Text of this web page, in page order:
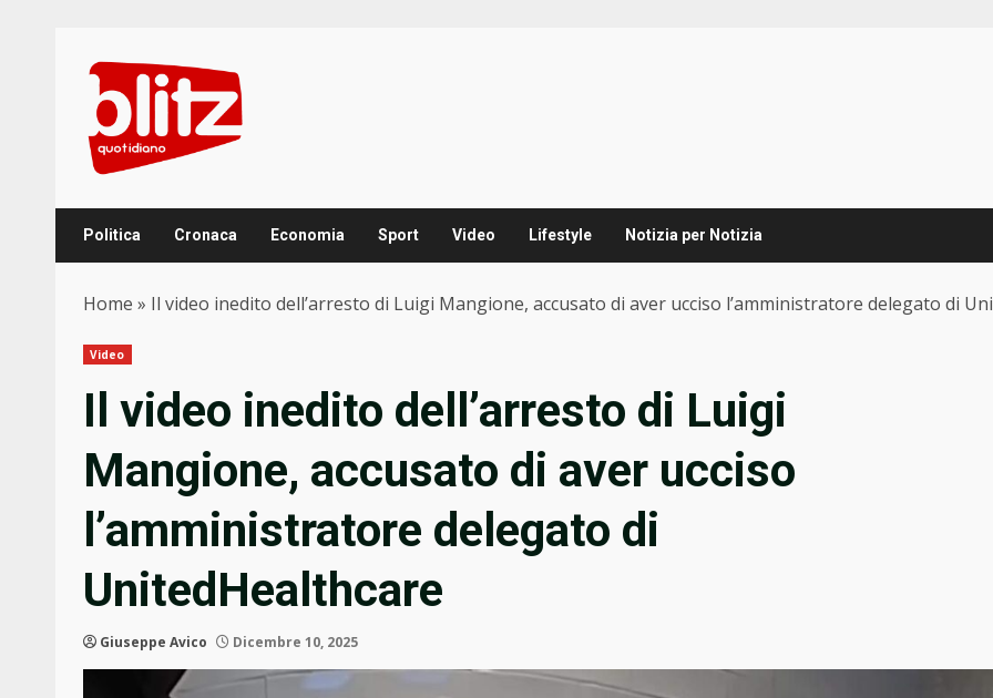
content
Politica Cronaca Economia Sport Video Lifestyle Notizia per Notizia
Home » Il video inedito dell’arresto di Luigi Mangione, accusato di aver ucciso l’amministratore delegato di
Video
Il video inedito dell’arresto di Luigi
Mangione, accusato di aver ucciso
l’amministratore delegato di
UnitedHealthcare
Giuseppe Avico Dicembre 10, 2025